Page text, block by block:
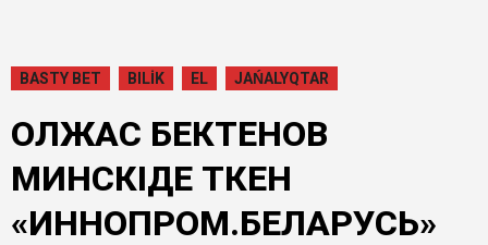
BASTY BET BILİK EL JAŃALYQTAR
ОЛЖАС БЕКТЕНОВ
МИНСКІДЕ ӨТКЕН
«ИННОПРОМ.БЕЛАРУСЬ»